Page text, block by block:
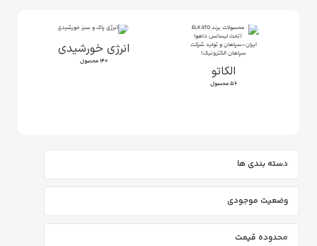
الکاتو
56 محصول
انرژی خورشیدی
140 محصول
دسته بندی ها
وضعیت موجودی
محدوده قیمت